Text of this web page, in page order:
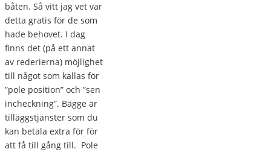
båten. Så vitt jag vet var
detta gratis för de som
hade behovet. I dag
finns det (på ett annat
av rederierna) möjlighet
till något som kallas för
”pole position” och ”sen
incheckning”. Bägge är
tilläggstjänster som du
kan betala extra för för
att få till gång till. Pole